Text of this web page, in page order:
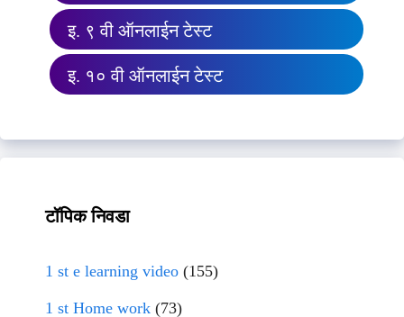
इ. ९ वी ऑनलाईन टेस्ट
इ. १० वी ऑनलाईन टेस्ट
टॉपिक निवडा
1 st e learning video (155)
1 st Home work (73)